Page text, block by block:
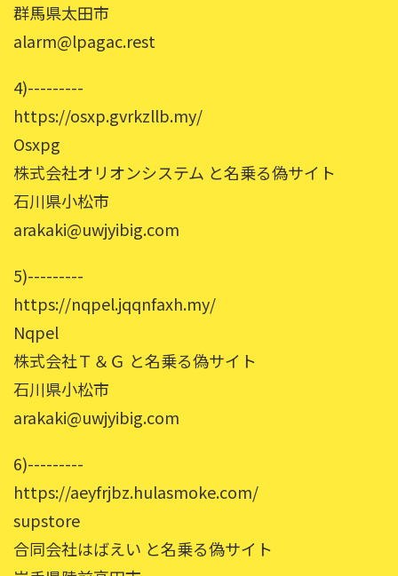
群馬県太田市
alarm@lpagac.rest
4)---------
https://osxp.gvrkzllb.my/
Osxpg
株式会社オリオンシステム と名乗る偽サイト
石川県小松市
arakaki@uwjyibig.com
5)---------
https://nqpel.jqqnfaxh.my/
Nqpel
株式会社Ｔ＆Ｇ と名乗る偽サイト
石川県小松市
arakaki@uwjyibig.com
6)---------
https://aeyfrjbz.hulasmoke.com/
supstore
合同会社はばえい と名乗る偽サイト